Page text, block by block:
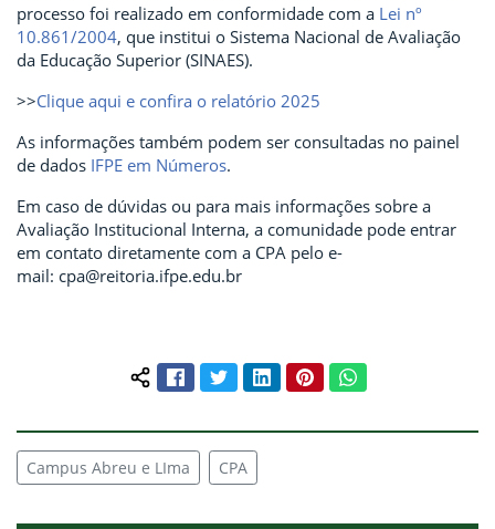
processo foi realizado em conformidade com a Lei nº
10.861/2004, que institui o Sistema Nacional de Avaliação
da Educação Superior (SINAES).
>>Clique aqui e confira o relatório 2025
As informações também podem ser consultadas no painel
de dados IFPE em Números.
Em caso de dúvidas ou para mais informações sobre a
Avaliação Institucional Interna, a comunidade pode entrar
em contato diretamente com a CPA pelo e-
mail: cpa@reitoria.ifpe.edu.br
Compartilhar conteúdo:
FacebookTwitterLinkedInPinterestWhatsApp
Campus Abreu e LIma CPA